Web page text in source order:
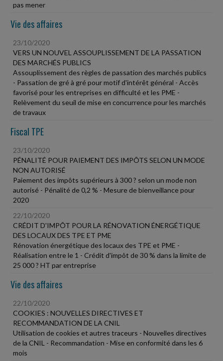
pas mener
Vie des affaires
23/10/2020
VERS UN NOUVEL ASSOUPLISSEMENT DE LA PASSATION
DES MARCHÉS PUBLICS
Assouplissement des règles de passation des marchés publics
- Passation de gré à gré pour motif d'intérêt général - Accès
favorisé pour les entreprises en difficulté et les PME -
Relèvement du seuil de mise en concurrence pour les marchés
de travaux
Fiscal TPE
23/10/2020
PÉNALITÉ POUR PAIEMENT DES IMPÔTS SELON UN MODE
NON AUTORISÉ
Paiement des impôts supérieurs à 300 ? selon un mode non
autorisé - Pénalité de 0,2 % - Mesure de bienveillance pour
2020
22/10/2020
CRÉDIT D'IMPÔT POUR LA RÉNOVATION ÉNERGÉTIQUE
DES LOCAUX DES TPE ET PME
Rénovation énergétique des locaux des TPE et PME -
Réalisation entre le 1 - Crédit d'impôt de 30 % dans la limite de
25 000 ? HT par entreprise
Vie des affaires
22/10/2020
COOKIES : NOUVELLES DIRECTIVES ET
RECOMMANDATION DE LA CNIL
Utilisation de cookies et autres traceurs - Nouvelles directives
de la CNIL - Recommandation - Mise en conformité dans les 6
mois